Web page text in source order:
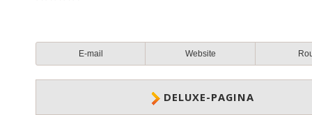
E-mail Website
DELUXE-PAGINA